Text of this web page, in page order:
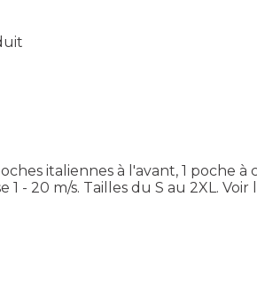
italiennes à l'avant, 1
1 - 20 m/s. Tailles du S au 2XL. Voir